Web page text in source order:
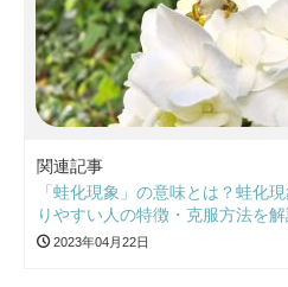
関連記事
「蛙化現象」の意味とは？蛙化
りやすい人の特徴・克服方法を解
2023年04月22日